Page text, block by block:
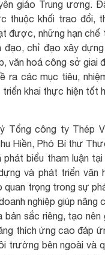
giáo Trung ương.
thuộc khối trao đổi,
được, những hạn chế
đạo, chỉ đạo xây
văn hoá công sở giai
ra các mục tiêu,
triển khai thực hiện
Tổng công ty Thép
Hiền, Phó Bí thư
biểu tham luận
và phát triển văn
quan trọng trong sự
nghiệp giúp nâng
bản sắc riêng, tạo
thích ứng cao đáp
trường bên ngoài và